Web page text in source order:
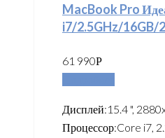
MacBook Pro
i7/2.5GHz/16GB/
61 990Р
Дисплей:15.4 ",
Процессор:Core i7,